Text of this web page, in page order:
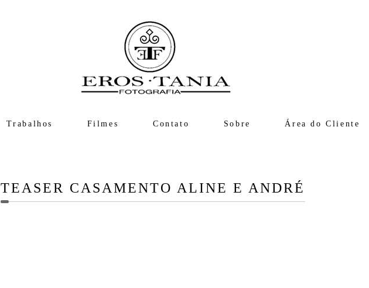
Trabalhos Filmes Contato Sobre Área do Cliente
TEASER CASAMENTO ALINE E ANDRÉ